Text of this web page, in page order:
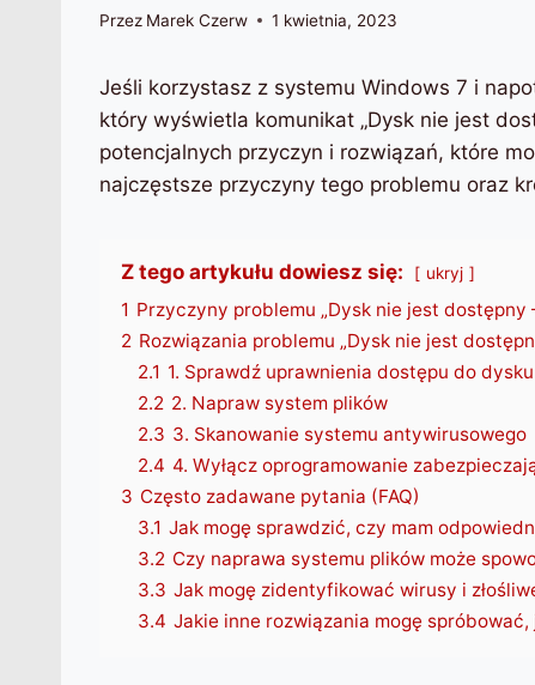
Przez Marek Czerw 1 kwietnia, 2023
Jeśli korzystasz z systemu Windows 7 i
który wyświetla komunikat „Dysk nie jest
potencjalnych przyczyn i rozwiązań, które
najczęstsze przyczyny tego problemu oraz
Z tego artykułu dowiesz się: ukryj
1 Przyczyny problemu „Dysk nie jest dostępny
2 Rozwiązania problemu „Dysk nie jest
2.1 1. Sprawdź uprawnienia dostępu do dysku
2.2 2. Napraw system plików
2.3 3. Skanowanie systemu antywirusowego
2.4 4. Wyłącz oprogramowanie
3 Często zadawane pytania (FAQ)
3.1 Jak mogę sprawdzić, czy mam
3.2 Czy naprawa systemu plików może
3.3 Jak mogę zidentyfikować wirusy i
3.4 Jakie inne rozwiązania mogę